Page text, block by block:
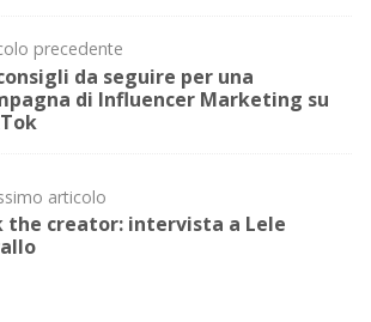
precedente
da seguire per una
di Influencer Marketing su
articolo
the creator: intervista a Lele